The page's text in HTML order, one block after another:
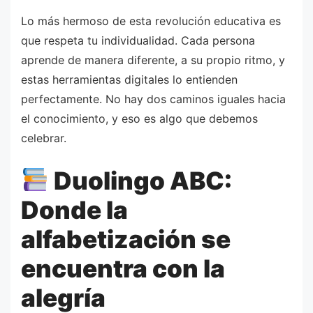
Lo más hermoso de esta revolución educativa es
que respeta tu individualidad. Cada persona
aprende de manera diferente, a su propio ritmo, y
estas herramientas digitales lo entienden
perfectamente. No hay dos caminos iguales hacia
el conocimiento, y eso es algo que debemos
celebrar.
Duolingo ABC:
Donde la
alfabetización se
encuentra con la
alegría